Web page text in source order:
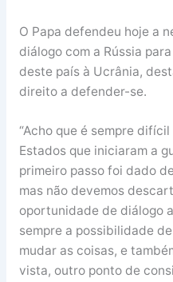
O Papa defendeu hoje a
diálogo com a Rússia
deste país à Ucrânia,
direito a defender-se.
“Acho que é sempre
Estados que iniciaram a
primeiro passo foi dado
mas não devemos
oportunidade de diálogo
sempre a possibilidade
mudar as coisas, e
vista, outro ponto de